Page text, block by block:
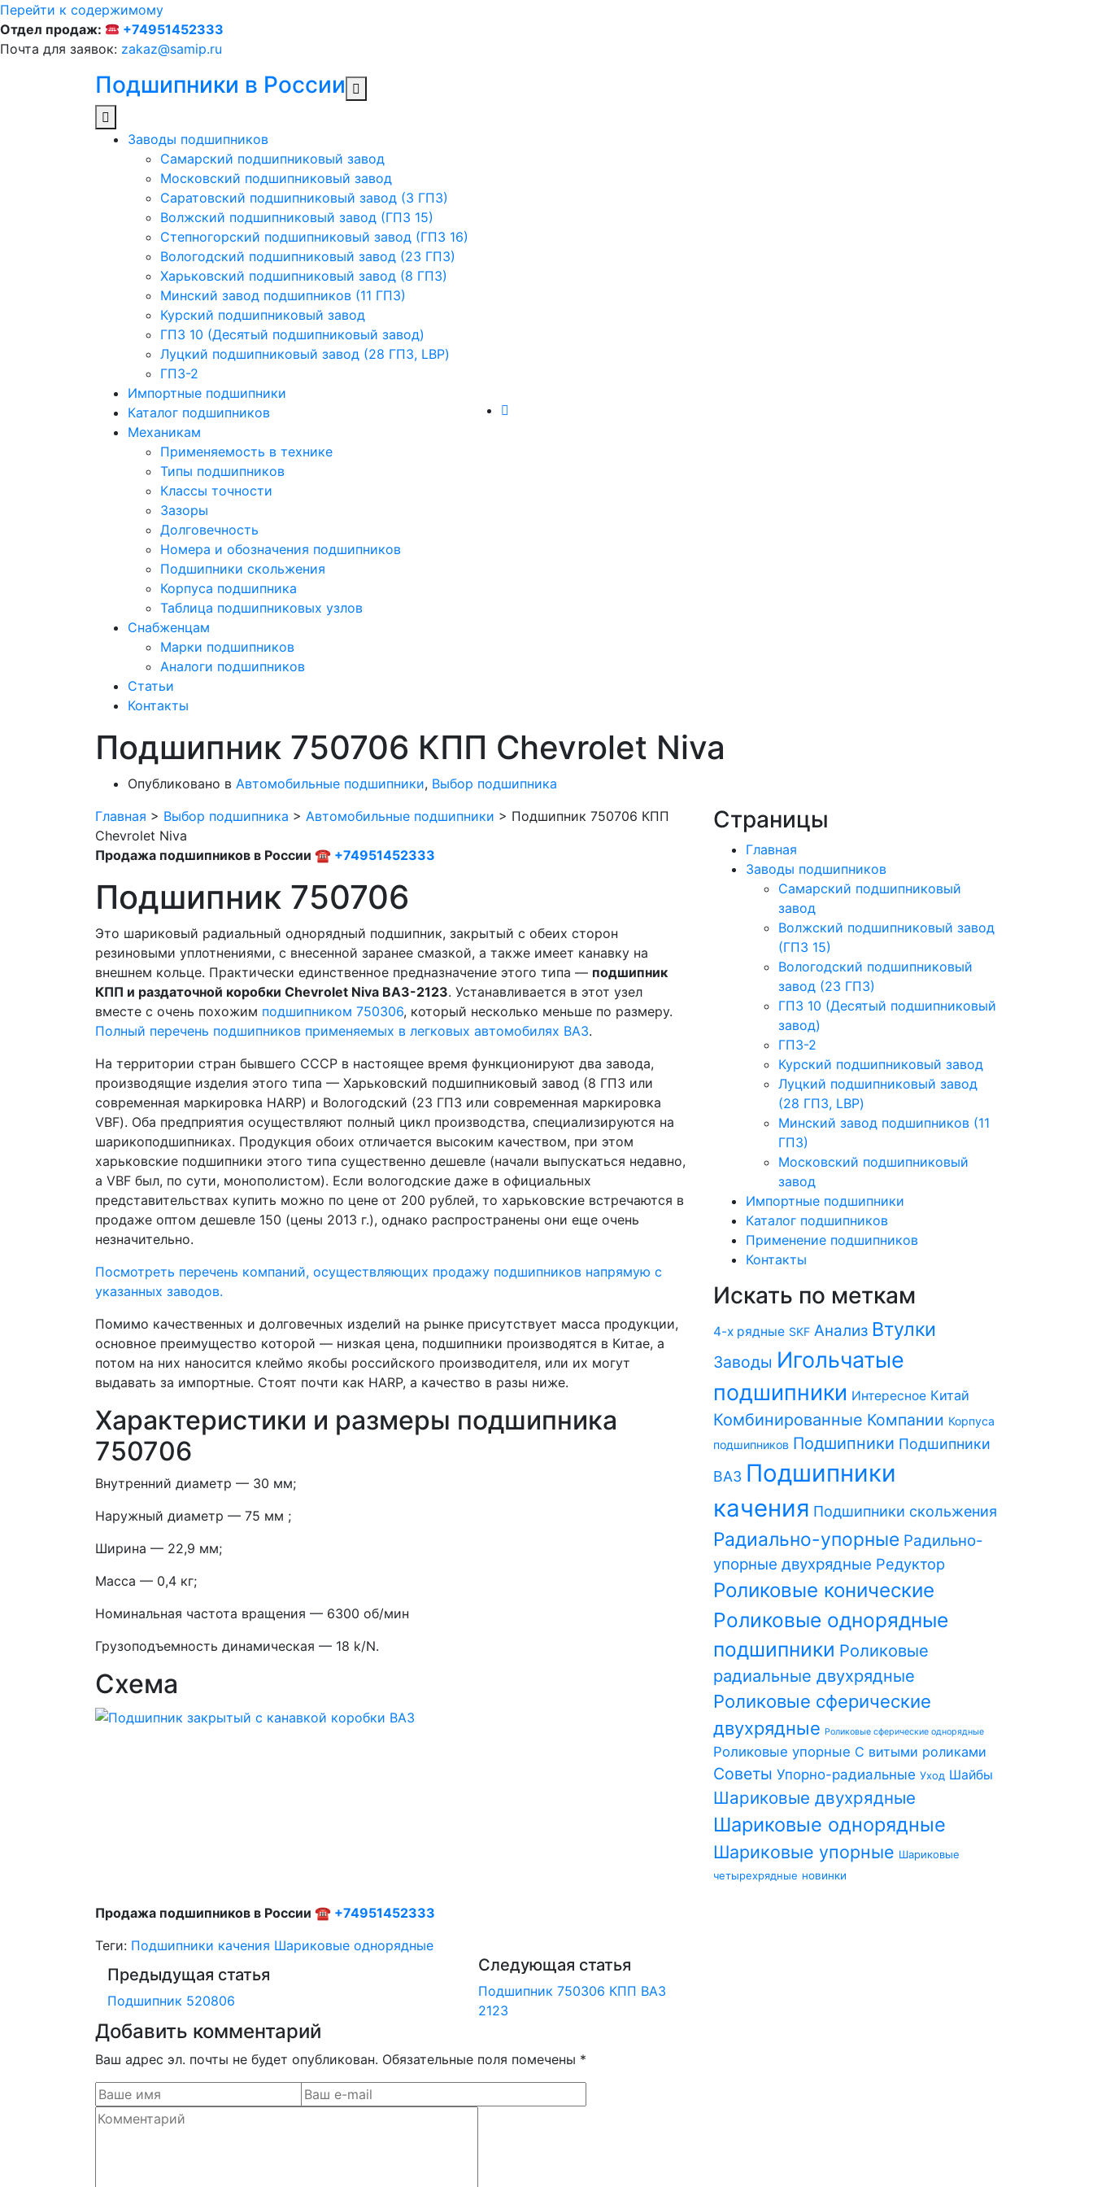
Перейти к содержимому
Отдел продаж:
+74951452333
Почта для заявок: zakaz@samip.ru
Подшипники в России
Заводы подшипников
Cамарский подшипниковый завод
Московский подшипниковый завод
Саратовский подшипниковый завод (3 ГПЗ)
Волжский подшипниковый завод (ГПЗ 15)
Степногорский подшипниковый завод (ГПЗ 16)
Вологодский подшипниковый завод (23 ГПЗ)
Харьковский подшипниковый завод (8 ГПЗ)
Минский завод подшипников (11 ГПЗ)
Курский подшипниковый завод
ГПЗ 10 (Десятый подшипниковый завод)
Луцкий подшипниковый завод (28 ГПЗ, LBP)
ГПЗ-2
Импортные подшипники
Каталог подшипников
Механикам
Применяемость в технике
Типы подшипников
Классы точности
Зазоры
Долговечность
Номера и обозначения подшипников
Подшипники скольжения
Корпуса подшипника
Таблица подшипниковых узлов
Снабженцам
Марки подшипников
Аналоги подшипников
Статьи
Контакты
Подшипник 750706 КПП Chevrolet Niva
Опубликовано в Автомобильные подшипники, Выбор подшипника
Главная > Выбор подшипника > Автомобильные подшипники > Подшипник 750706 КПП
Chevrolet Niva
Продажа подшипников в России ☎ +74951452333
Подшипник 750706
Это шариковый радиальный однорядный подшипник, закрытый с обеих сторон
резиновыми уплотнениями, с внесенной заранее смазкой, а также имеет канавку на
внешнем кольце. Практически единственное предназначение этого типа — подшипник
КПП и раздаточной коробки Chevrolet Niva ВАЗ-2123. Устанавливается в этот узел
вместе с очень похожим подшипником 750306, который несколько меньше по размеру.
Полный перечень подшипников применяемых в легковых автомобилях ВАЗ.
На территории стран бывшего СССР в настоящее время функционируют два завода,
производящие изделия этого типа — Харьковский подшипниковый завод (8 ГПЗ или
современная маркировка HARP) и Вологодский (23 ГПЗ или современная маркировка
VBF). Оба предприятия осуществляют полный цикл производства, специализируются на
шарикоподшипниках. Продукция обоих отличается высоким качеством, при этом
харьковские подшипники этого типа существенно дешевле (начали выпускаться недавно,
а VBF был, по сути, монополистом). Если вологодские даже в официальных
представительствах купить можно по цене от 200 рублей, то харьковские встречаются в
продаже оптом дешевле 150 (цены 2013 г.), однако распространены они еще очень
незначительно.
Посмотреть перечень компаний, осуществляющих продажу подшипников напрямую с
указанных заводов.
Помимо качественных и долговечных изделий на рынке присутствует масса продукции,
основное преимущество которой — низкая цена, подшипники производятся в Китае, а
потом на них наносится клеймо якобы российского производителя, или их могут
выдавать за импортные. Стоят почти как HARP, а качество в разы ниже.
Характеристики и размеры подшипника
750706
Внутренний диаметр — 30 мм;
Наружный диаметр — 75 мм ;
Ширина — 22,9 мм;
Масса — 0,4 кг;
Номинальная частота вращения — 6300 об/мин
Грузоподъемность динамическая — 18 k/N.
Схема
Продажа подшипников в России ☎ +74951452333
Теги: Подшипники качения Шариковые однорядные
Предыдущая статья
Подшипник 520806
Следующая статья
Подшипник 750306 КПП ВАЗ
2123
Добавить комментарий
Ваш адрес эл. почты не будет опубликован. Обязательные поля помечены *
Страницы
Главная
Заводы подшипников
Cамарский подшипниковый
завод
Волжский подшипниковый завод
(ГПЗ 15)
Вологодский подшипниковый
завод (23 ГПЗ)
ГПЗ 10 (Десятый подшипниковый
завод)
ГПЗ-2
Курский подшипниковый завод
Луцкий подшипниковый завод
(28 ГПЗ, LBP)
Минский завод подшипников (11
ГПЗ)
Московский подшипниковый
завод
Импортные подшипники
Каталог подшипников
Применение подшипников
Контакты
Искать по меткам
4-х рядные SKF Анализ Втулки
Заводы Игольчатые
подшипники Интересное Китай
Комбинированные Компании Корпуса
подшипников Подшипники Подшипники
ВАЗ Подшипники
качения Подшипники скольжения
Радиально-упорные Радильно-
упорные двухрядные Редуктор
Роликовые конические
Роликовые однорядные
подшипники Роликовые
радиальные двухрядные
Роликовые сферические
двухрядные Роликовые сферические однорядные
Роликовые упорные С витыми роликами
Советы Упорно-радиальные Уход Шайбы
Шариковые двухрядные
Шариковые однорядные
Шариковые упорные Шариковые
четырехрядные новинки